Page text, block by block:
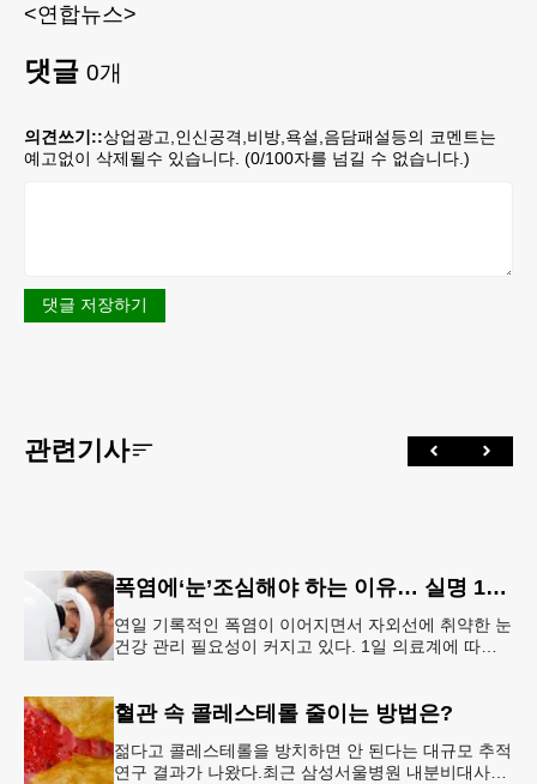
<연합뉴스>
댓글 0개
의견쓰기::상업광고,인신공격,비방,욕설,음담패설등의 코멘트는
예고없이 삭제될수 있습니다. (0/100자를 넘길 수 없습니다.)
댓글 저장하기
관련기사
폭염에‘눈’조심해야 하는 이유… 실명 1위 질환 위험↑
연일 기록적인 폭염이 이어지면서 자외선에 취약한 눈
건강 관리 필요성이 커지고 있다. 1일 의료계에 따르
혈관 속 콜레스테롤 줄이는 방법은?
젊다고 콜레스테롤을 방치하면 안 된다는 대규모 추적
연구 결과가 나왔다.최근 삼성서울병원 내분비대사내